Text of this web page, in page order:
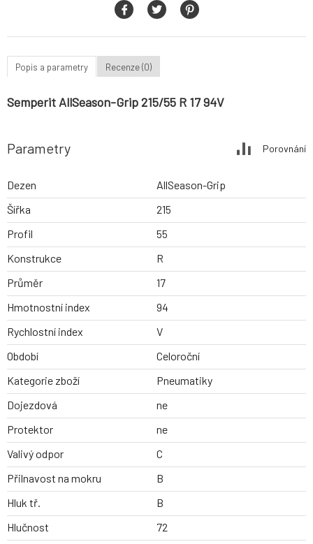
Popis a parametry Recenze (0)
Semperit AllSeason-Grip 215/55 R 17 94V
Parametry Porovnání
Dezen
AllSeason-Grip
Šířka
215
Profil
55
Konstrukce
R
Průměr
17
Hmotnostní index
94
Rychlostní index
V
Období
Celoroční
Kategorie zboží
Pneumatiky
Dojezdová
ne
Protektor
ne
Valivý odpor
C
Přilnavost na mokru
B
Hluk tř.
B
Hlučnost
72